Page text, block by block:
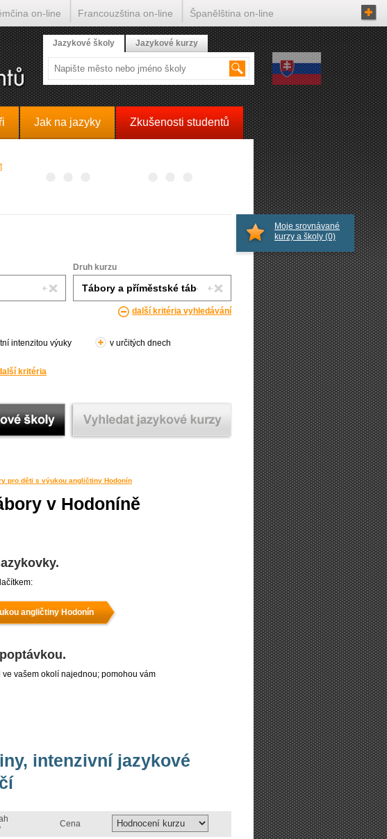
Jak na jazyky Zkušenosti studentů
Druh kurzu
další kritéria vyhledávání
intenzitou výuky v určitých dnech
kritéria
pro děti s výukou angličtiny Hodonín
v Hodoníně
angličtiny Hodonín
vašem okolí najednou; pomohou vám
intenzivní jazykové
Cena
Moje srovnávané
kurzy a školy (0)
Jazykové školy Jazykové kurzy
on-line Francouzština on-line Španělština on-line